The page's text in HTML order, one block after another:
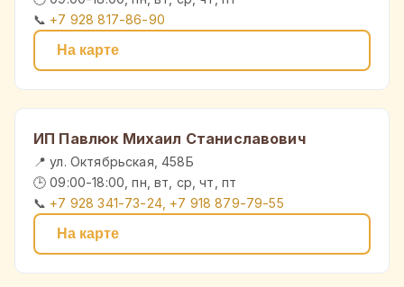
📞 +7 928 817-86-90
На карте
ИП Павлюк Михаил Станиславович
📍 ул. Октябрьская, 458Б
🕒 09:00-18:00, пн, вт, ср, чт, пт
📞 +7 928 341-73-24, +7 918 879-79-55
На карте